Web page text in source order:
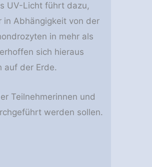
UV-Licht führt dazu,
in Abhängigkeit von der
in mehr als
sich hieraus
auf der Erde.
Teilnehmerinnen und
werden sollen.